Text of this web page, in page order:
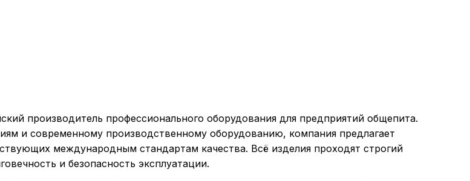
производитель профессионального оборудования для предприятий общепита.
и современному производственному оборудованию, компания предлагает
международным стандартам качества. Всё изделия проходят строгий
и безопасность эксплуатации.